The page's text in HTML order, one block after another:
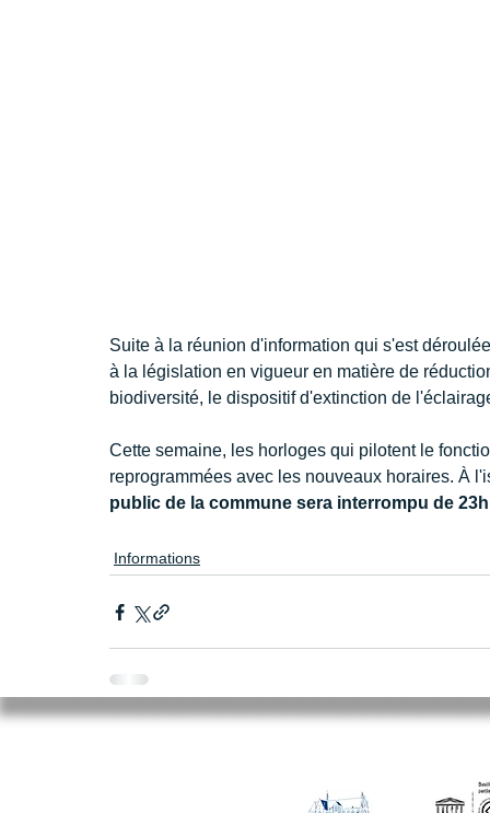
Suite à la réunion d'information qui s'est
à la législation en vigueur en matière de
biodiversité, le dispositif d'extinction de
Cette semaine, les horloges qui pilotent le
reprogrammées avec les nouveaux horaires. À
public de la commune sera interrompu de
Informations